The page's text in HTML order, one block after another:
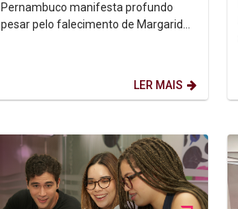
Pernambuco manifesta profundo
pesar pelo falecimento de Margarida
LER MAIS